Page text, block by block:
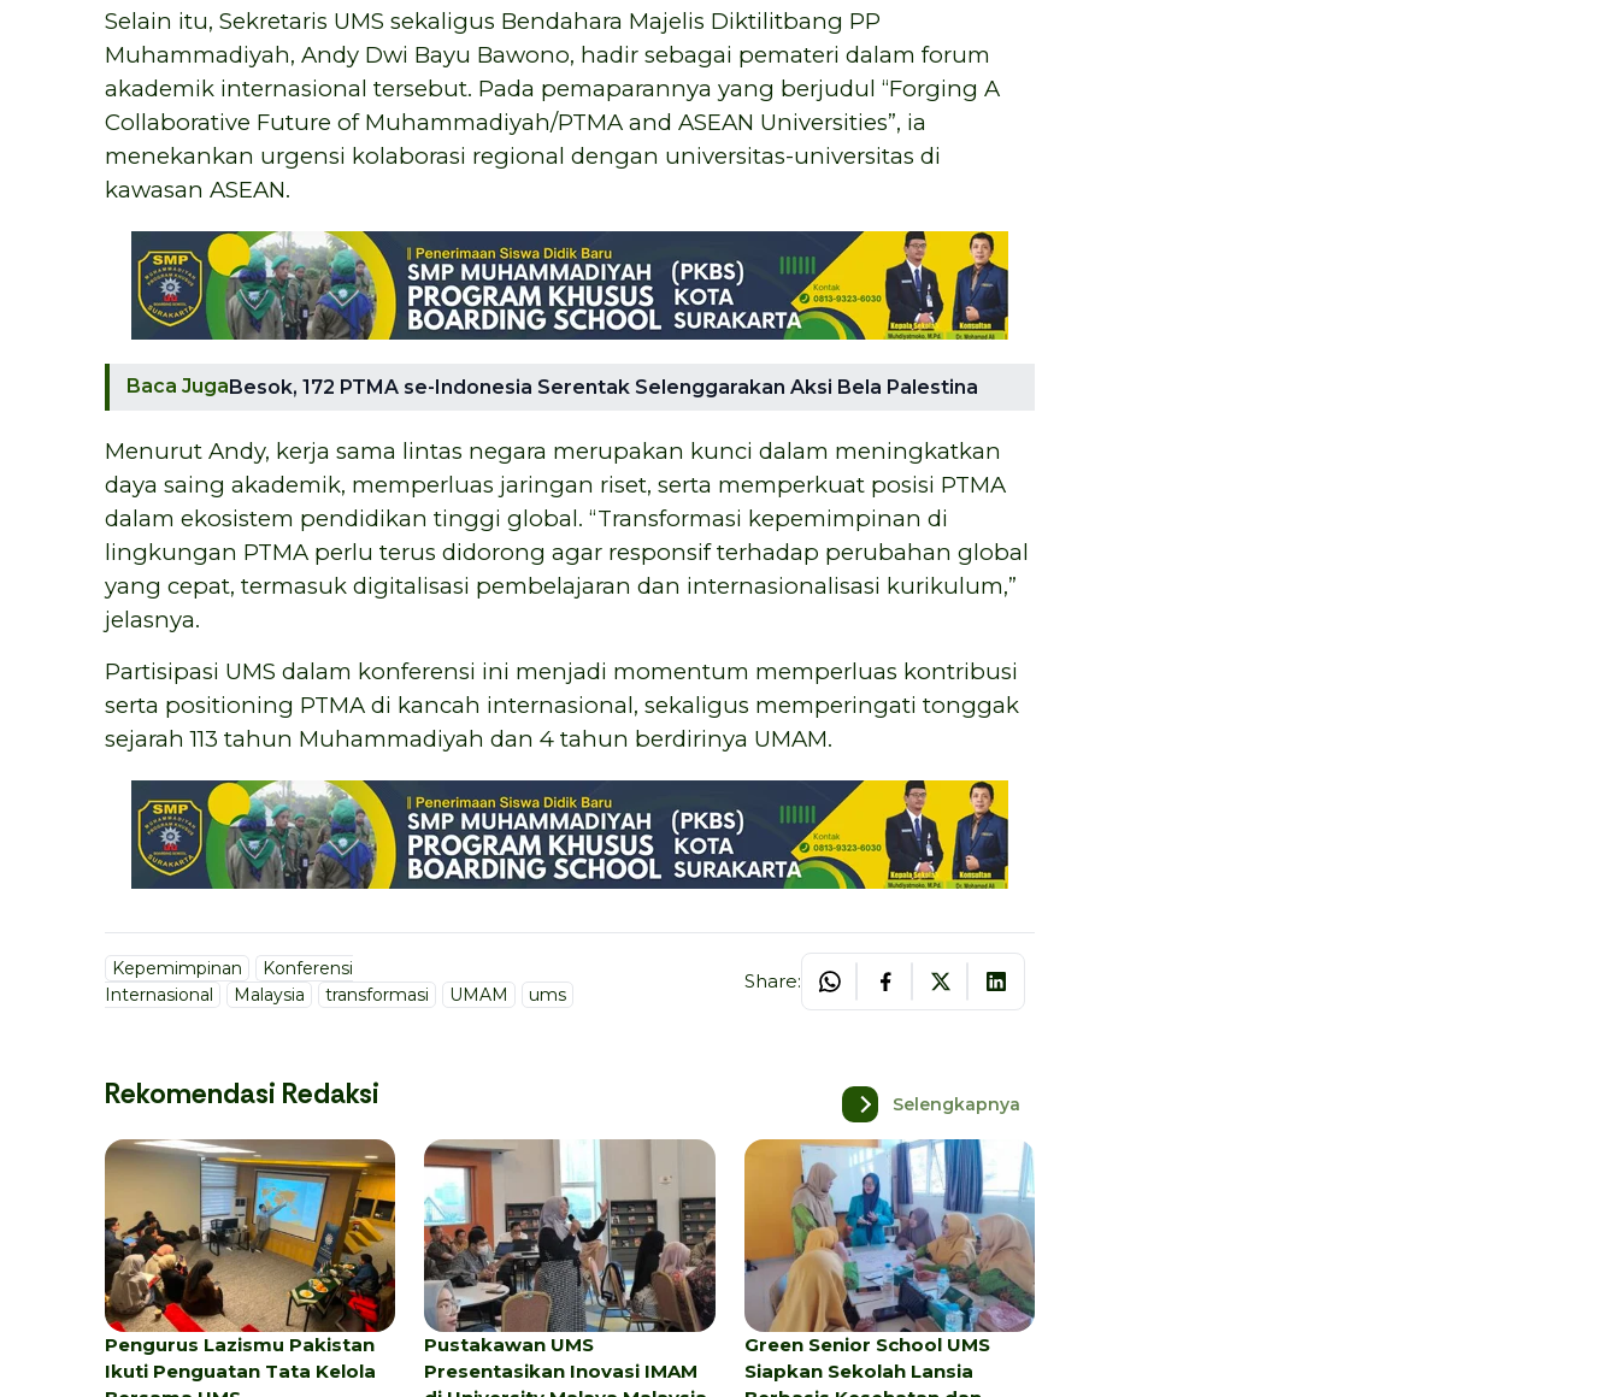
Selain itu, Sekretaris UMS sekaligus Bendahara Majelis Diktilitbang PP
Muhammadiyah, Andy Dwi Bayu Bawono, hadir sebagai pemateri dalam forum
akademik internasional tersebut. Pada pemaparannya yang berjudul “Forging A
Collaborative Future of Muhammadiyah/PTMA and ASEAN Universities”, ia
menekankan urgensi kolaborasi regional dengan universitas-universitas di
kawasan ASEAN.
Baca JugaBesok, 172 PTMA se-Indonesia Serentak Selenggarakan Aksi Bela Palestina
Menurut Andy, kerja sama lintas negara merupakan kunci dalam meningkatkan
daya saing akademik, memperluas jaringan riset, serta memperkuat posisi PTMA
dalam ekosistem pendidikan tinggi global. “Transformasi kepemimpinan di
lingkungan PTMA perlu terus didorong agar responsif terhadap perubahan global
yang cepat, termasuk digitalisasi pembelajaran dan internasionalisasi kurikulum,”
jelasnya.
Partisipasi UMS dalam konferensi ini menjadi momentum memperluas kontribusi
serta positioning PTMA di kancah internasional, sekaligus memperingati tonggak
sejarah 113 tahun Muhammadiyah dan 4 tahun berdirinya UMAM.
Kepemimpinan
Konferensi
Internasional
Malaysia transformasi UMAM ums
Share:
Rekomendasi Redaksi Selengkapnya
Pengurus Lazismu Pakistan
Ikuti Penguatan Tata Kelola
Pustakawan UMS
Presentasikan Inovasi IMAM
Green Senior School UMS
Siapkan Sekolah Lansia